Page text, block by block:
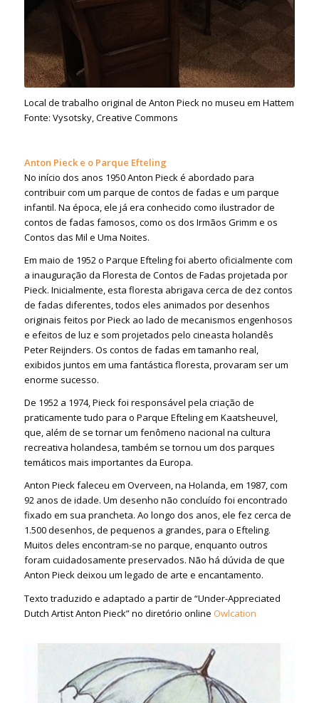
Local de trabalho original de Anton Pieck no museu em Hattem
Fonte: Vysotsky, Creative Commons
Anton Pieck e o Parque Efteling
No início dos anos 1950 Anton Pieck é abordado para
contribuir com um parque de contos de fadas e um parque
infantil. Na época, ele já era conhecido como ilustrador de
contos de fadas famosos, como os dos Irmãos Grimm e os
Contos das Mil e Uma Noites.
Em maio de 1952 o Parque Efteling foi aberto oficialmente com
a inauguração da Floresta de Contos de Fadas projetada por
Pieck. Inicialmente, esta floresta abrigava cerca de dez contos
de fadas diferentes, todos eles animados por desenhos
originais feitos por Pieck ao lado de mecanismos engenhosos
e efeitos de luz e som projetados pelo cineasta holandês
Peter Reijnders. Os contos de fadas em tamanho real,
exibidos juntos em uma fantástica floresta, provaram ser um
enorme sucesso.
De 1952 a 1974, Pieck foi responsável pela criação de
praticamente tudo para o Parque Efteling em Kaatsheuvel,
que, além de se tornar um fenômeno nacional na cultura
recreativa holandesa, também se tornou um dos parques
temáticos mais importantes da Europa.
Anton Pieck faleceu em Overveen, na Holanda, em 1987, com
92 anos de idade. Um desenho não concluído foi encontrado
fixado em sua prancheta. Ao longo dos anos, ele fez cerca de
1.500 desenhos, de pequenos a grandes, para o Efteling.
Muitos deles encontram-se no parque, enquanto outros
foram cuidadosamente preservados. Não há dúvida de que
Anton Pieck deixou um legado de arte e encantamento.
Texto traduzido e adaptado a partir de “Under-Appreciated
Dutch Artist Anton Pieck” no diretório online Owlcation